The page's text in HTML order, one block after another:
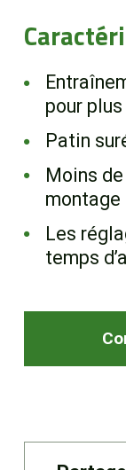
pour
Patin
Moins
montage
Les
temps
Nous
EN